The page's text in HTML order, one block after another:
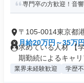
専門卒の方歓迎！音
〒105-0014東京都
月給20万円～35万円
求めている人材 【
期勤続によるキャリ
業界未経験歓迎 学歴